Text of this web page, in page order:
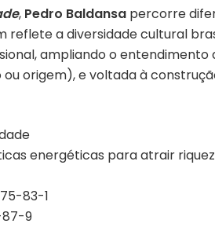
, Pedro Baldansa percorre
a diversidade cultural
ampliando o
origem), e voltada à
energéticas para atrair
83-1
9